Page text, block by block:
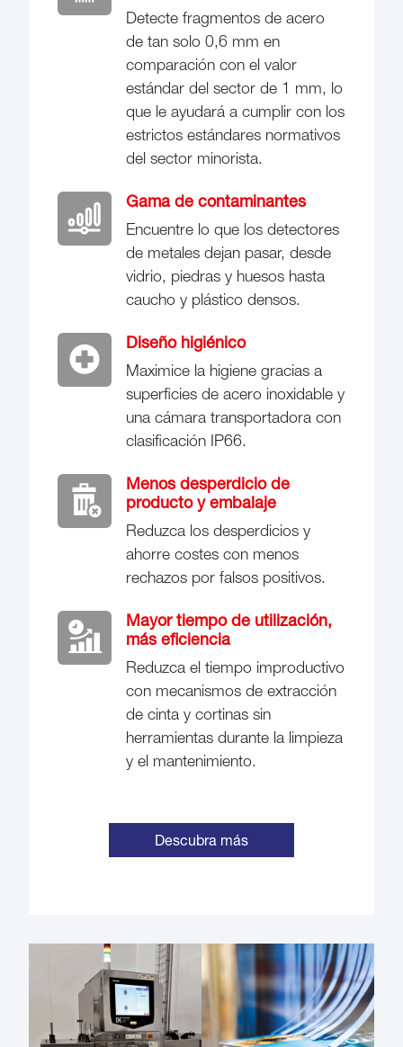
Detecte fragmentos de acero
de tan solo 0,6 mm en
comparación con el valor
estándar del sector de 1 mm, lo
que le ayudará a cumplir con los
estrictos estándares normativos
del sector minorista.
Gama de contaminantes
Encuentre lo que los detectores
de metales dejan pasar, desde
vidrio, piedras y huesos hasta
caucho y plástico densos.
Diseño higiénico
Maximice la higiene gracias a
superficies de acero inoxidable y
una cámara transportadora con
clasificación IP66.
Menos desperdicio de
producto y embalaje
Reduzca los desperdicios y
ahorre costes con menos
rechazos por falsos positivos.
Mayor tiempo de utilización,
más eficiencia
Reduzca el tiempo improductivo
con mecanismos de extracción
de cinta y cortinas sin
herramientas durante la limpieza
y el mantenimiento.
Descubra más